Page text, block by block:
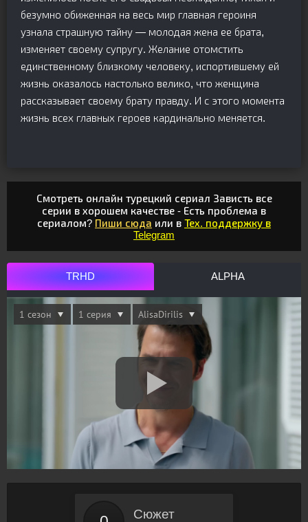
безумно обиженная на весь мир главная героиня
узнала страшную тайну — молодая жена ее брата,
изменяет своему супругу. Желание отомстить
единственному близкому человеку, испортившему ей
жизнь оказалось настолько велико, что женщина
рассказывает своему брату правду. И с этого момента
жизнь всех главных героев кардинально меняется.
Смотреть онлайн турецкий сериал Зависть все
серии в хорошем качестве - Есть проблема в
сериалом? Пиши сюда или в Тех. поддержку в
Telegram
TRHD ALPHA
Сюжет